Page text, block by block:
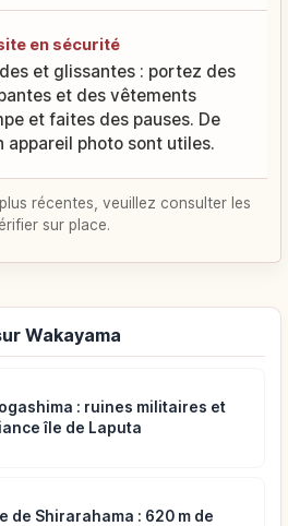
en sécurité
et glissantes : portez des
et des vêtements
et faites des pauses. De
appareil photo sont utiles.
récentes, veuillez consulter les
sur place.
Wakayama
: ruines militaires et
île de Laputa
de Shirarahama : 620 m de